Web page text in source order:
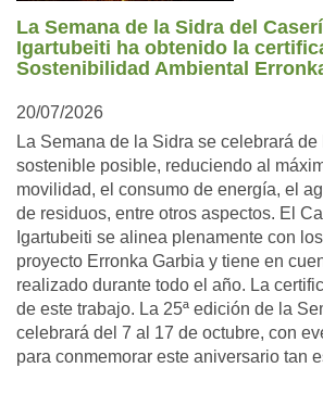
La Semana de la Sidra del
Igartubeiti ha obtenido la
Sostenibilidad Ambiental
20/07/2026
La Semana de la Sidra se celebrará de
sostenible posible, reduciendo al
movilidad, el consumo de energía, el
de residuos, entre otros aspectos. El
Igartubeiti se alinea plenamente con
proyecto Erronka Garbia y tiene en
realizado durante todo el año. La
de este trabajo. La 25ª edición de la
celebrará del 7 al 17 de octubre, con
para conmemorar este aniversario tan